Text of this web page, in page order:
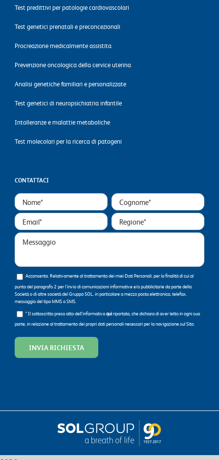
Test predittivi per patologie cardiovascolari
Test genetici prenatali e preconcezionali
Procreazione medicalmente assistita
Prevenzione oncologica della cervice uterina
Analisi genetiche familiari e personalizzate
Test genetici di neuropsichiatria infantile
Intolleranze e malattie metaboliche
Test molecolari per la ricerca di patogeni
CONTATTACI
Acconsento. Relativamente al trattamento dei miei Dati Personali, per la finalità di cui al
punto del paragrafo 2 per l’invio di comunicazioni informative e/o pubblicitarie da parte della
Società o di altre società del Gruppo SOL, in particolare a mezzo posta elettronica, telefax,
messaggio del tipo MMS o SMS.
* Il sottoscritto preso atto dell’informativaquiriportata, che dichiara di aver letto in ogni sua
parte, in relazione al trattamento dei propri dati personali necessari per la navigazione sul Sito.